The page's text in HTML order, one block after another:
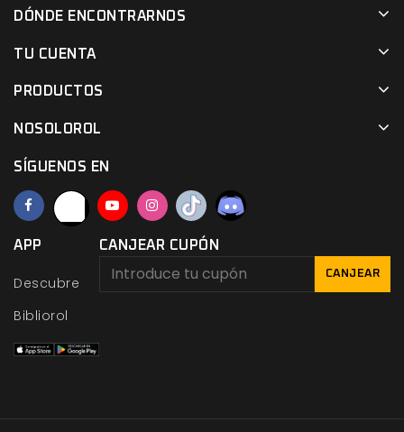
DÓNDE ENCONTRARNOS
TU CUENTA
PRODUCTOS
NOSOLOROL
SÍGUENOS EN
APP
Descubre
Bibliorol
CANJEAR CUPÓN
CANJEAR